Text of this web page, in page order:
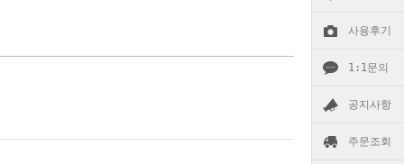
사용후기
1:1문의
공지사항
주문조회